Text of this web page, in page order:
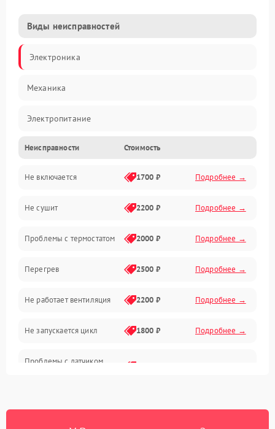
Виды неисправностей
Электроника
Механика
Электропитание
Нагрев
Механические повреждения
Оптика
Программное обеспечение
Датчики
Безопасность
Неисправности Стоимость
Не включается 1700 ₽ Подробнее →
Не сушит 2200 ₽ Подробнее →
Проблемы с термостатом 2000 ₽ Подробнее →
Перегрев 2500 ₽ Подробнее →
Не работает вентиляция 2200 ₽ Подробнее →
Не запускается цикл 1800 ₽ Подробнее →
Проблемы с датчиком